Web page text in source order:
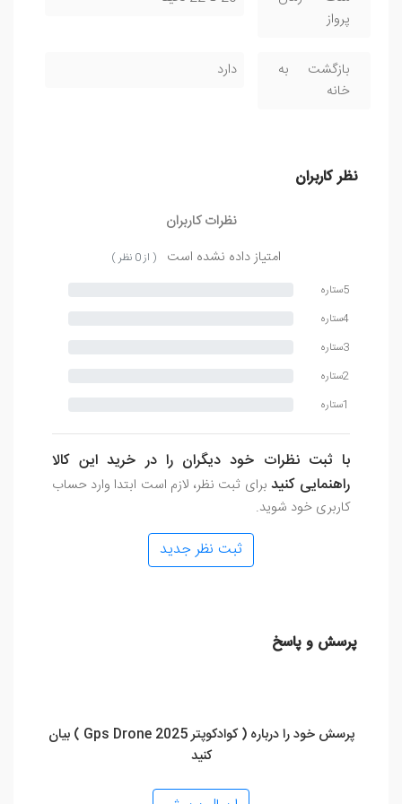
پرواز
بازگشت به
خانه
دارد
نظر کاربران
نظرات کاربران
امتیاز داده نشده است
( از 0 نظر )
5ستاره
4ستاره
3ستاره
2ستاره
1ستاره
با ثبت نظرات خود دیگران را در خرید این کالا
راهنمایی کنید برای ثبت نظر، لازم است ابتدا وارد حساب
کاربری خود شوید.
ثبت نظر جدید
پرسش و پاسخ
پرسش خود را درباره ( کوادکوپتر Gps Drone 2025 ) بیان
کنید